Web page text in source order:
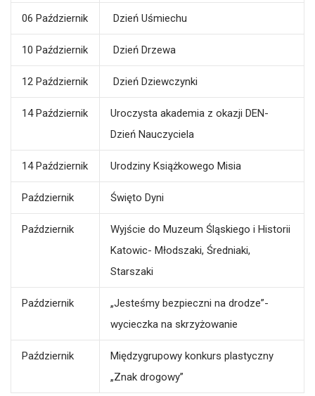
06 Październik Dzień Uśmiechu
10 Październik Dzień Drzewa
12 Październik Dzień Dziewczynki
14 Październik
Uroczysta akademia z okazji DEN-
Dzień Nauczyciela
14 Październik Urodziny Książkowego Misia
Październik Święto Dyni
Październik
Wyjście do Muzeum Śląskiego i Historii
Katowic- Młodszaki, Średniaki,
Starszaki
Październik
„Jesteśmy bezpieczni na drodze”-
wycieczka na skrzyżowanie
Październik
Międzygrupowy konkurs plastyczny
„Znak drogowy”